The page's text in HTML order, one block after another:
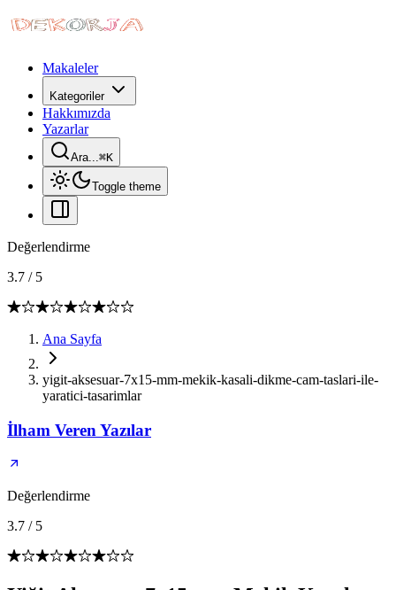
Makaleler
Kategoriler
Hakkımızda
Yazarlar
Ara...⌘K
Toggle theme
Değerlendirme
3.7 / 5
Ana Sayfa
yigit-aksesuar-7x15-mm-mekik-kasali-dikme-cam-taslari-ile-
yaratici-tasarimlar
İlham Veren Yazılar
Değerlendirme
3.7 / 5